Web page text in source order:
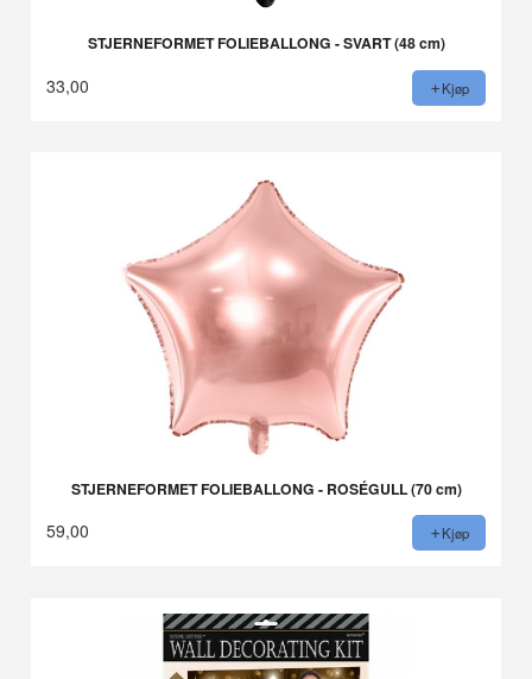
STJERNEFORMET FOLIEBALLONG - SVART (48 cm)
33,00 Kjøp
STJERNEFORMET FOLIEBALLONG - ROSÉGULL (70 cm)
59,00 Kjøp